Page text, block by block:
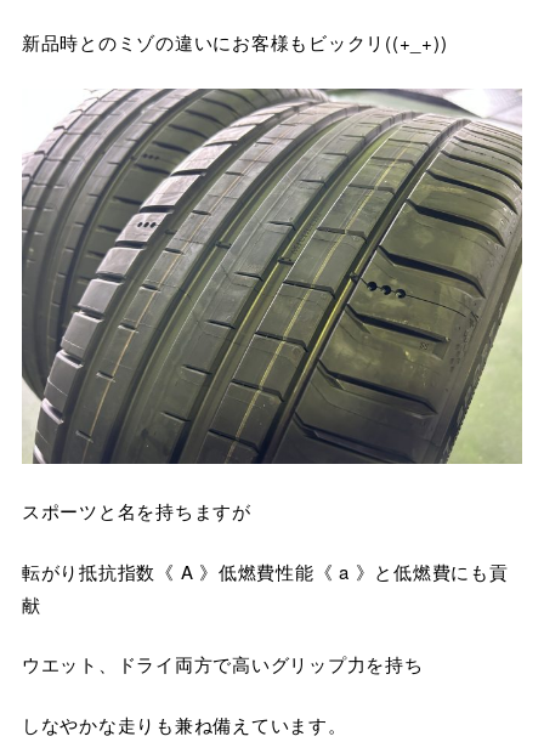
新品時とのミゾの違いにお客様もビックリ((+_+))
スポーツと名を持ちますが
転がり抵抗指数《 A 》低燃費性能《 a 》と低燃費にも貢
献
ウエット、ドライ両方で高いグリップ力を持ち
しなやかな走りも兼ね備えています。